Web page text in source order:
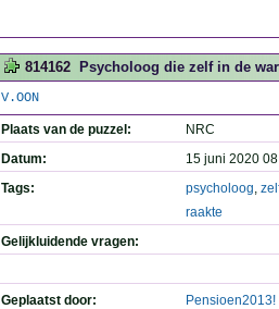
814162 Psycholoog die zelf in de
V.OON
Plaats van de puzzel:
NRC
Datum:
15 juni 2020
Tags:
psycholoog,
raakte
Gelijkluidende vragen:
Geplaatst door: Pensioen2013!